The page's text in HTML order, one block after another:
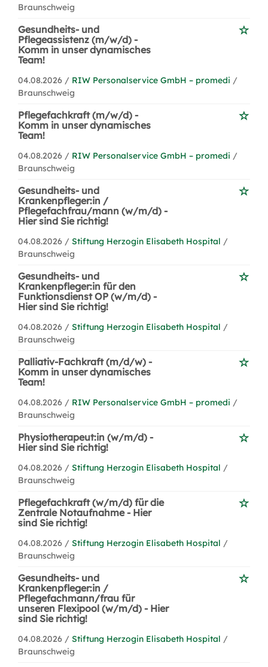
Braunschweig
Gesundheits- und
Pflegeassistenz (m/w/d) -
Komm in unser dynamisches
Team!
04.08.2026 / RIW Personalservice GmbH – promedi /
Braunschweig
Pflegefachkraft (m/w/d) -
Komm in unser dynamisches
Team!
04.08.2026 / RIW Personalservice GmbH – promedi /
Braunschweig
Gesundheits- und
Krankenpfleger:in /
Pflegefachfrau/mann (w/m/d) -
Hier sind Sie richtig!
04.08.2026 / Stiftung Herzogin Elisabeth Hospital /
Braunschweig
Gesundheits- und
Krankenpfleger:in für den
Funktionsdienst OP (w/m/d) -
Hier sind Sie richtig!
04.08.2026 / Stiftung Herzogin Elisabeth Hospital /
Braunschweig
Palliativ-Fachkraft (m/d/w) -
Komm in unser dynamisches
Team!
04.08.2026 / RIW Personalservice GmbH – promedi /
Braunschweig
Physiotherapeut:in (w/m/d) -
Hier sind Sie richtig!
04.08.2026 / Stiftung Herzogin Elisabeth Hospital /
Braunschweig
Pflegefachkraft (w/m/d) für die
Zentrale Notaufnahme - Hier
sind Sie richtig!
04.08.2026 / Stiftung Herzogin Elisabeth Hospital /
Braunschweig
Gesundheits- und
Krankenpfleger:in /
Pflegefachmann/frau für
unseren Flexipool (w/m/d) - Hier
sind Sie richtig!
04.08.2026 / Stiftung Herzogin Elisabeth Hospital /
Braunschweig